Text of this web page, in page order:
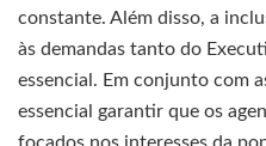
constante. Além disso, a
às demandas tanto do
essencial. Em conjunto com
essencial garantir que os